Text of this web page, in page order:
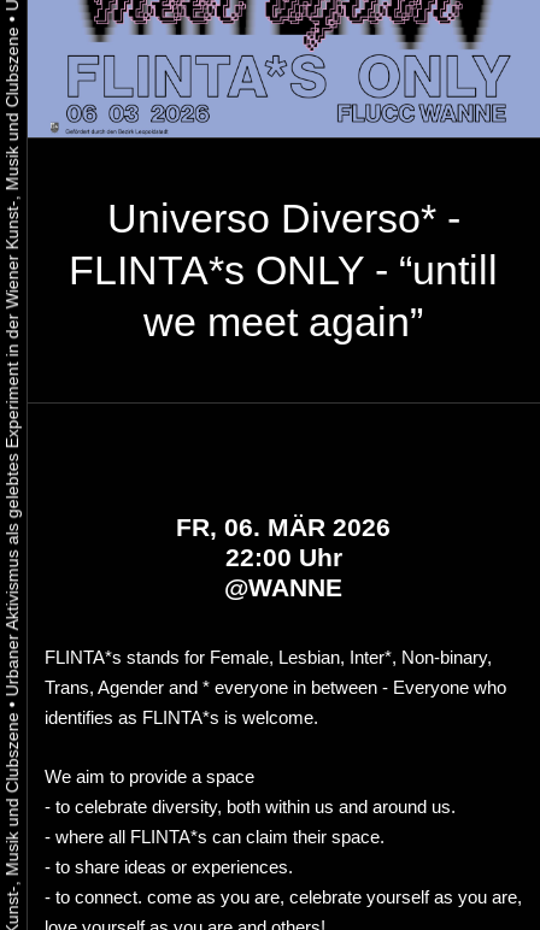
•
Urbaner Aktivismus als gelebtes Experiment in der Wiener Kunst-, Musik und Clubszene
•
Universo Diverso* -
FLINTA*s ONLY - “untill
we meet again”
FR, 06. MÄR 2026
22:00 Uhr
@WANNE
FLINTA*s stands for Female, Lesbian, Inter*, Non-binary,
Trans, Agender and * everyone in between - Everyone who
identifies as FLINTA*s is welcome.
We aim to provide a space
- to celebrate diversity, both within us and around us.
- where all FLINTA*s can claim their space.
- to share ideas or experiences.
- to connect. come as you are, celebrate yourself as you are,